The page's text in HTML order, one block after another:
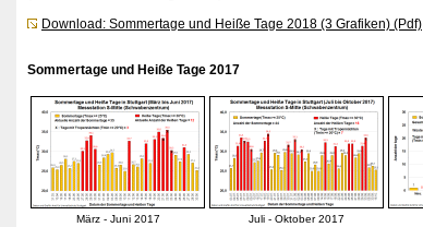
Download: Sommertage und Heiße Tage 2018 (3 Grafiken) (Pdf)
Sommertage und Heiße Tage 2017
März - Juni 2017 Juli - Oktober 2017